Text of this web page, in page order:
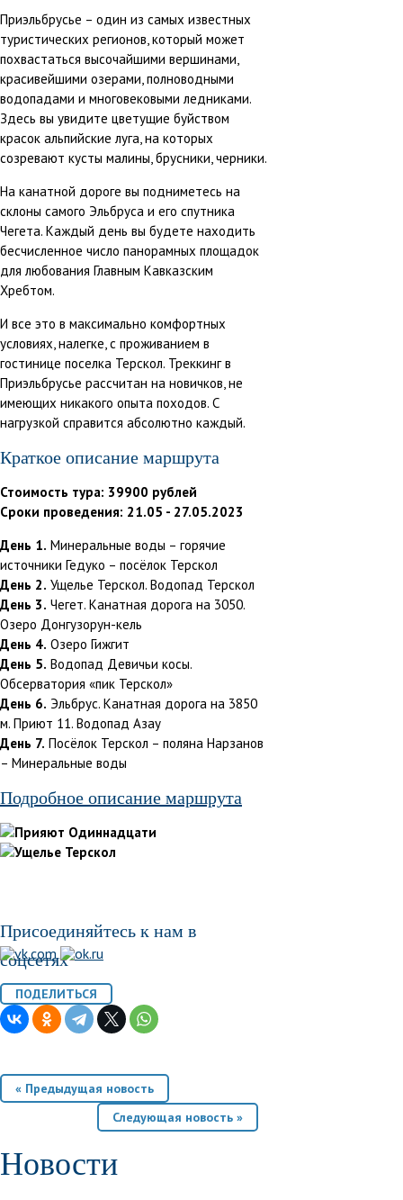
Приэльбрусье – один из самых известных
туристических регионов, который может
похвастаться высочайшими вершинами,
красивейшими озерами, полноводными
водопадами и многовековыми ледниками.
Здесь вы увидите цветущие буйством
красок альпийские луга, на которых
созревают кусты малины, брусники, черники.
На канатной дороге вы подниметесь на
склоны самого Эльбруса и его спутника
Чегета. Каждый день вы будете находить
бесчисленное число панорамных площадок
для любования Главным Кавказским
Хребтом.
И все это в максимально комфортных
условиях, налегке, с проживанием в
гостинице поселка Терскол. Треккинг в
Приэльбрусье рассчитан на новичков, не
имеющих никакого опыта походов. С
нагрузкой справится абсолютно каждый.
Краткое описание маршрута
Стоимость тура: 39900 рублей
Сроки проведения: 21.05 - 27.05.2023
День 1. Минеральные воды – горячие
источники Гедуко – посёлок Терскол
День 2. Ущелье Терскол. Водопад Терскол
День 3. Чегет. Канатная дорога на 3050.
Озеро Донгузорун-кель
День 4. Озеро Гижгит
День 5. Водопад Девичьи косы.
Обсерватория «пик Терскол»
День 6. Эльбрус. Канатная дорога на 3850
м. Приют 11. Водопад Азау
День 7. Посёлок Терскол – поляна Нарзанов
– Минеральные воды
Подробное описание маршрута
Присоединяйтесь к нам в
соцсетях
« Предыдущая новость
Следующая новость »
Новости